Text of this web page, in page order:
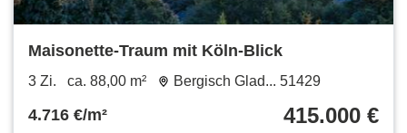
Maisonette-Traum mit Köln-Blick
3 Zi. ca. 88,00 m² Bergisch Glad... 51429
4.716 €/m² 415.000 €